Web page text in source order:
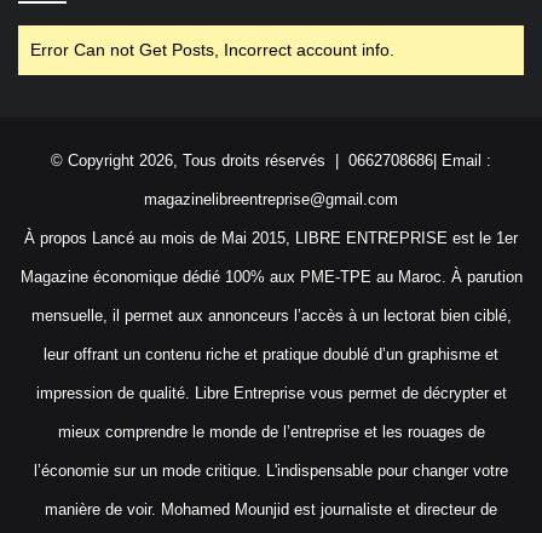
Error Can not Get Posts, Incorrect account info.
© Copyright 2026, Tous droits réservés | 0662708686| Email :
magazinelibreentreprise@gmail.com
À propos Lancé au mois de Mai 2015, LIBRE ENTREPRISE est le 1er
Magazine économique dédié 100% aux PME-TPE au Maroc. À parution
mensuelle, il permet aux annonceurs l’accès à un lectorat bien ciblé,
leur offrant un contenu riche et pratique doublé d’un graphisme et
impression de qualité. Libre Entreprise vous permet de décrypter et
mieux comprendre le monde de l’entreprise et les rouages de
l’économie sur un mode critique. L'indispensable pour changer votre
manière de voir. Mohamed Mounjid est journaliste et directeur de